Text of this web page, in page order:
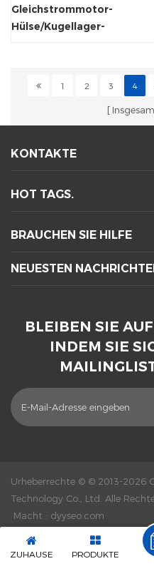
Gleichstrommotor-
Hülse/Kugellager-
1 2 3 4
KONTAKTE
HOT TAGS.
BRAUCHEN SIE HILFE
NEUESTEN
BLEIBEN SIE
INDEM SIE
Urheberrechte © © 2013-2026
Technology Co., Ltd. Alle
Macht : dyyseo.com
Netzwerk unterstützt
ZUHAUSE PRODUKTE